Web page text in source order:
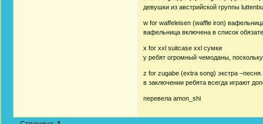
девушки из австрийской группы
w for waffeleisen (waffle iron)
вафельница включена в список
x for xxl suitcase xxl сумки
у ребят огромный чемоданы,
z for zugabe (extra song) экстра –песня.
в заключении ребята всегда играют
перевела amon_shi